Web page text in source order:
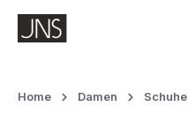
Zum Hauptinhalt springen
Home Damen Schuhe